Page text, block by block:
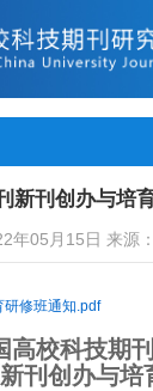
新刊创办与培
年05月15日 来源
修班通知.pdf
高校科技期
刊创办与培